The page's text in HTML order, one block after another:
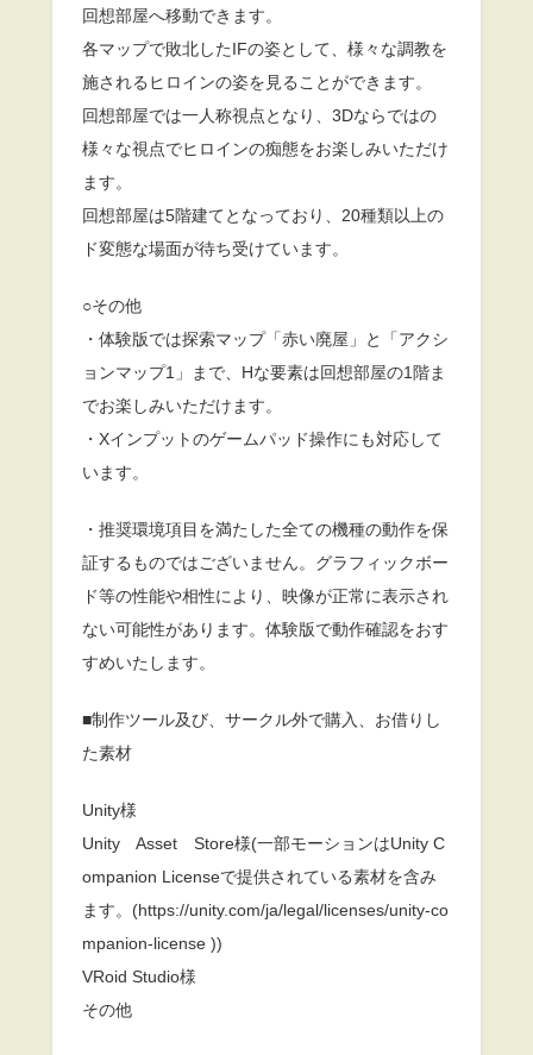
回想部屋へ移動できます。
各マップで敗北したIFの姿として、様々な調教を
施されるヒロインの姿を見ることができます。
回想部屋では一人称視点となり、3Dならではの
様々な視点でヒロインの痴態をお楽しみいただけ
ます。
回想部屋は5階建てとなっており、20種類以上の
ド変態な場面が待ち受けています。
○その他
・体験版では探索マップ「赤い廃屋」と「アクシ
ョンマップ1」まで、Hな要素は回想部屋の1階ま
でお楽しみいただけます。
・Xインプットのゲームパッド操作にも対応して
います。
・推奨環境項目を満たした全ての機種の動作を保
証するものではございません。グラフィックボー
ド等の性能や相性により、映像が正常に表示され
ない可能性があります。体験版で動作確認をおす
すめいたします。
■制作ツール及び、サークル外で購入、お借りし
た素材
Unity様
Unity Asset Store様(一部モーションはUnity C
ompanion Licenseで提供されている素材を含み
ます。(https://unity.com/ja/legal/licenses/unity-co
mpanion-license ))
VRoid Studio様
その他